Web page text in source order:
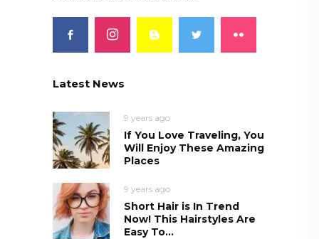
Latest News
9 years ago
If You Love Traveling, You
Will Enjoy These Amazing
Places
9 years ago
Short Hair is In Trend
Now! This Hairstyles Are
Easy To...